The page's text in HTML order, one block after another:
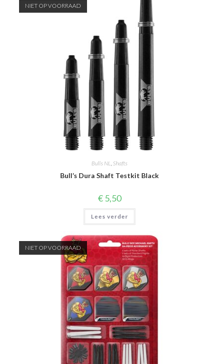
NIET OP VOORRAAD
Bulls NL, Shafts
Bull’s Dura Shaft Testkit Black
€5,50
Lees verder
NIET OP VOORRAAD